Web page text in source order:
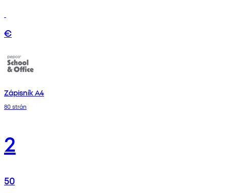
€
Zápisník A4
80 strán
2
50